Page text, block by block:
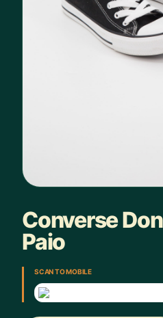
Converse
Paio
SCAN TO MOBILE